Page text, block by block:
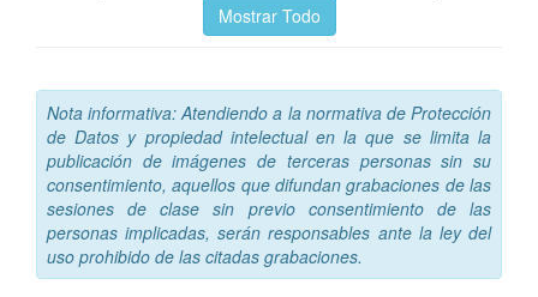
Mostrar Todo
Nota informativa: Atendiendo a la normativa de Protección
de Datos y propiedad intelectual en la que se limita la
publicación de imágenes de terceras personas sin su
consentimiento, aquellos que difundan grabaciones de las
sesiones de clase sin previo consentimiento de las
personas implicadas, serán responsables ante la ley del
uso prohibido de las citadas grabaciones.